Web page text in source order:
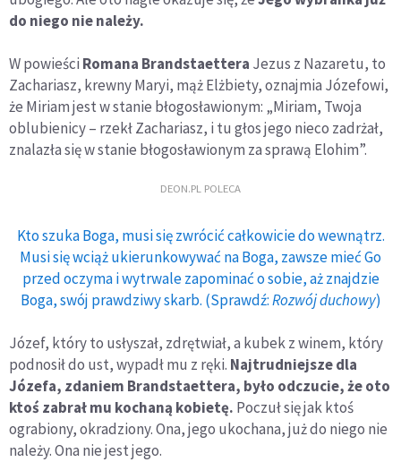
do niego nie należy.
W powieści Romana Brandstaettera Jezus z Nazaretu, to
Zachariasz, krewny Maryi, mąż Elżbiety, oznajmia Józefowi,
że Miriam jest w stanie błogosławionym: „Miriam, Twoja
oblubienicy – rzekł Zachariasz, i tu głos jego nieco zadrżał,
znalazła się w stanie błogosławionym za sprawą Elohim”.
DEON.PL POLECA
Kto szuka Boga, musi się zwrócić całkowicie do wewnątrz.
Musi się wciąż ukierunkowywać na Boga, zawsze mieć Go
przed oczyma i wytrwale zapominać o sobie, aż znajdzie
Boga, swój prawdziwy skarb. (Sprawdź:Rozwój duchowy)
Józef, który to usłyszał, zdrętwiał, a kubek z winem, który
podnosił do ust, wypadł mu z ręki. Najtrudniejsze dla
Józefa, zdaniem Brandstaettera, było odczucie, że oto
ktoś zabrał mu kochaną kobietę. Poczuł się jak ktoś
ograbiony, okradziony. Ona, jego ukochana, już do niego nie
należy. Ona nie jest jego.